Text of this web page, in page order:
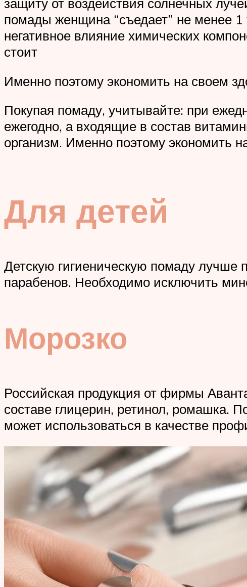
помады женщина “съедает” не менее
негативное влияние химических
стоит
Именно поэтому экономить на своем
Покупая помаду, учитывайте: при
ежегодно, а входящие в состав
организм. Именно поэтому экономить
Для детей
Детскую гигиеническую помаду лучше
парабенов. Необходимо исключить
Морозко
Российская продукция от фирмы
составе глицерин, ретинол, ромашка.
может использоваться в качестве